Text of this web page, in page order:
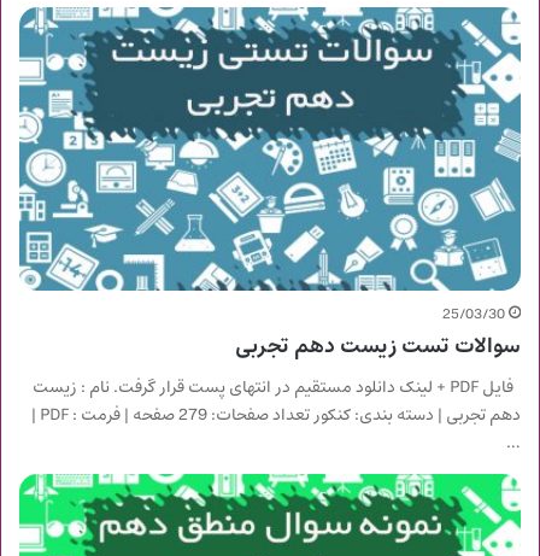
25/03/30
سوالات تست زیست دهم تجربی
فایل PDF + لینک دانلود مستقیم در انتهای پست قرار گرفت. نام : زیست
دهم تجربی | دسته بندی: کنکور تعداد صفحات: 279 صفحه | فرمت : PDF |
…